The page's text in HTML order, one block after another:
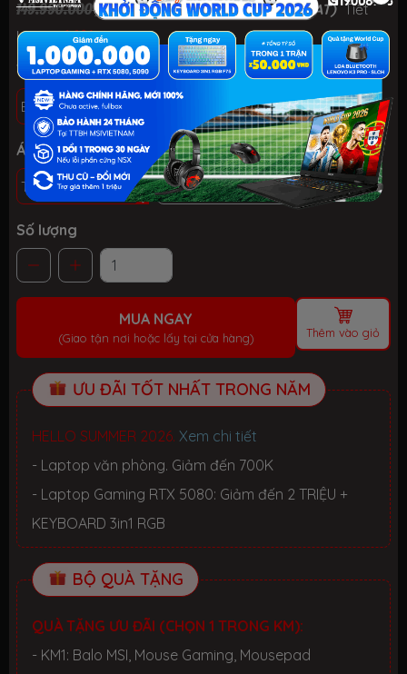
149.990.000 ₫ 125.990.000 ₫ (Đã có VAT) Tiết
kiệm:-16%
Tình trạng: Mới 100%, chưa active, fullbox
BH 36 THÁNG - 1 ĐỔI 1 TRONG 30 NGÀY LỖI NSX
Áp dụng khách hàng
THÀNH VIÊN MSI VN KHÁCH HÀNG KHÁC
Số lượng
MUA NGAY
(Giao tận nơi hoặc lấy tại cửa hàng) Thêm vào giỏ
ƯU ĐÃI TỐT NHẤT TRONG NĂM
HELLO SUMMER 2026. Xem chi tiết
- Laptop văn phòng. Giảm đến 700K
- Laptop Gaming RTX 5080: Giảm đến 2 TRIỆU +
KEYBOARD 3in1 RGB
BỘ QUÀ TẶNG
QUÀ TẶNG ƯU ĐÃI (CHỌN 1 TRONG KM):
- KM1: Balo MSI, Mouse Gaming, Mousepad